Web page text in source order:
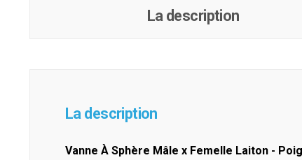
La description
La description
Vanne À Sphère Mâle x Femelle Laiton -